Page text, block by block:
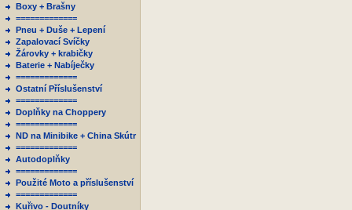
Boxy + Brašny
=============
Pneu + Duše + Lepení
Zapalovací Svíčky
Žárovky + krabičky
Baterie + Nabíječky
=============
Ostatní Příslušenství
=============
Doplňky na Choppery
=============
ND na Minibike + China Skútr
=============
Autodoplňky
=============
Použité Moto a příslušenství
=============
Kuřivo - Doutníky